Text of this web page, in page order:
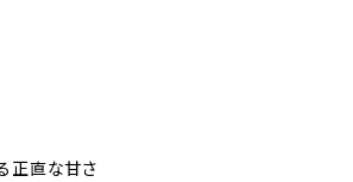
正直な甘さ